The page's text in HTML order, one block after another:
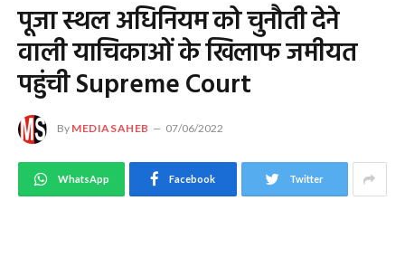
पूजा स्थल अधिनियम को चुनौती देने
वाली याचिकाओं के खिलाफ जमीयत
पहुंची Supreme Court
By MEDIASAHEB 07/06/2022
WhatsApp Facebook Twitter